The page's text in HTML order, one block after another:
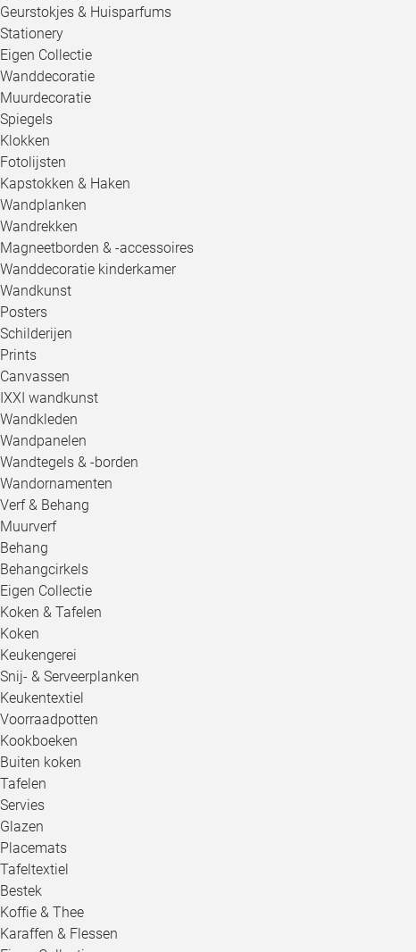
Geurstokjes & Huisparfums
Stationery
Eigen Collectie
Wanddecoratie
Muurdecoratie
Spiegels
Klokken
Fotolijsten
Kapstokken & Haken
Wandplanken
Wandrekken
Magneetborden & -accessoires
Wanddecoratie kinderkamer
Wandkunst
Posters
Schilderijen
Prints
Canvassen
IXXI wandkunst
Wandkleden
Wandpanelen
Wandtegels & -borden
Wandornamenten
Verf & Behang
Muurverf
Behang
Behangcirkels
Eigen Collectie
Koken & Tafelen
Koken
Keukengerei
Snij- & Serveerplanken
Keukentextiel
Voorraadpotten
Kookboeken
Buiten koken
Tafelen
Servies
Glazen
Placemats
Tafeltextiel
Bestek
Koffie & Thee
Karaffen & Flessen